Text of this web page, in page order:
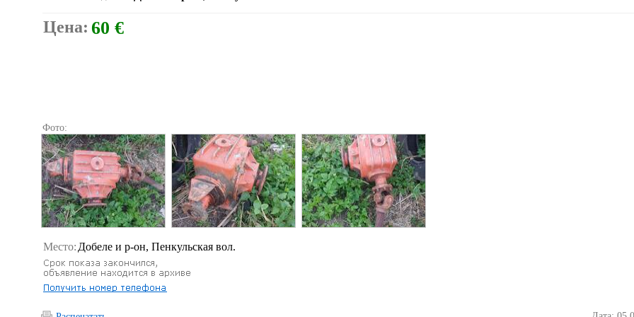
Цена: 60 €
Фото:
Место: Добеле и р-он, Пенкульская вол.